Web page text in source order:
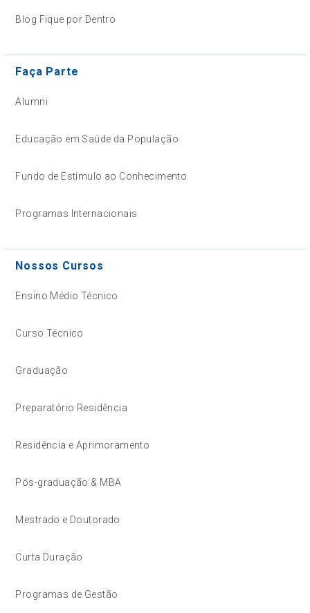
Blog Fique por Dentro
Faça Parte
Alumni
Educação em Saúde da População
Fundo de Estímulo ao Conhecimento
Programas Internacionais
Nossos Cursos
Ensino Médio Técnico
Curso Técnico
Graduação
Preparatório Residência
Residência e Aprimoramento
Pós-graduação & MBA
Mestrado e Doutorado
Curta Duração
Programas de Gestão